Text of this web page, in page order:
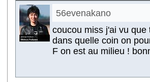
56evenakano
coucou miss j'ai vu
dans quelle coin on
F on est au milieu !